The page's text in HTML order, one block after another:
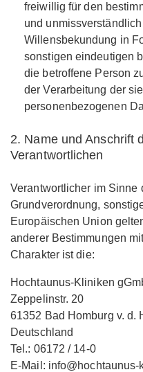
freiwillig für den
und
Willensbekundung in
sonstigen eindeutigen
die betroffene Person
der Verarbeitung der
personenbezogenen
2. Name und Anschrift
Verantwortlichen
Verantwortlicher im Sinne
Grundverordnung,
Europäischen Union
anderer Bestimmungen
Charakter ist die:
Hochtaunus-Kliniken
Zeppelinstr. 20
61352 Bad Homburg v. d.
Deutschland
Tel.: 06172 / 14-0
E-Mail: